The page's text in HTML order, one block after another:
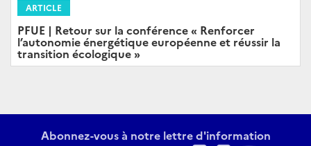
ARTICLE
PFUE | Retour sur la conférence « Renforcer
l’autonomie énergétique européenne et réussir la
transition écologique »
Abonnez-vous à notre lettre d'information